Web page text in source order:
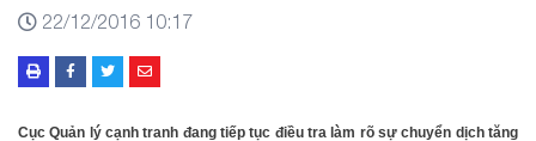
22/12/2016 10:17
Cục Quản lý cạnh tranh đang tiếp tục điều tra làm rõ sự chuyển dịch tăng